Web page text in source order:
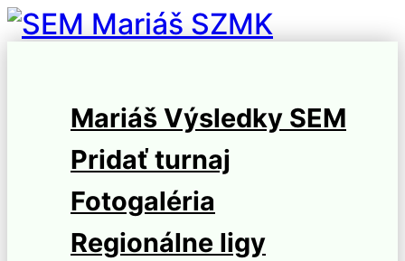
Prejsť
- Slovenský zväz
mariášových klubov
Mariáš Výsledky SEM
Pridať turnaj
Fotogaléria
Regionálne ligy